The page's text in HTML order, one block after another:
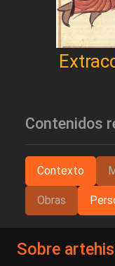
Contenidos
Contexto
Obras
Sobre